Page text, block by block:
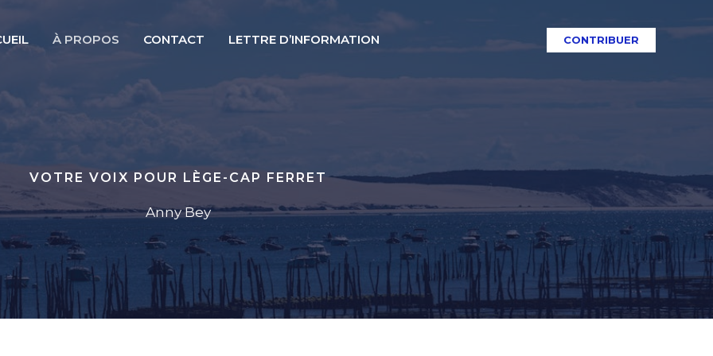
À PROPOS CONTACT LETTRE D’INFORMATION CONTRIBUER
VOTRE VOIX POUR LÈGE-CAP FERRET
Anny Bey